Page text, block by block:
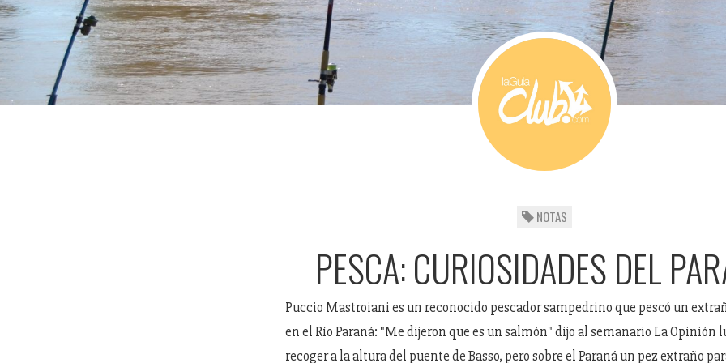
NOTAS
PESCA: CURIOSIDADES DEL
Puccio Mastroiani es un reconocido pescador sampedrino que pescó un
en el Río Paraná: "Me dijeron que es un salmón" dijo al semanario La Opinión
recoger a la altura del puente de Basso, pero sobre el Paraná un pez extraño